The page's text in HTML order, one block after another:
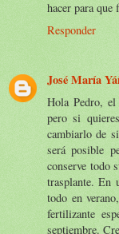
hacer para que
Responder
José María
Hola Pedro,
pero si
cambiarlo de
será posible
conserve todo
trasplante. En
todo en
fertilizante
septiembre.